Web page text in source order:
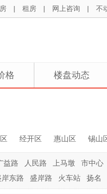
| 租房 | 网上咨询 | 不
格 楼盘动态
经开区 惠山区 锡山
益路 人民路 上马墩
市中心
东路 盛岸路 火车站 扬名